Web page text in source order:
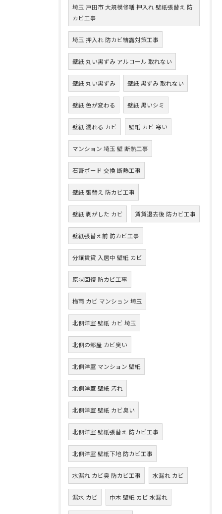
埼玉 戸田市 大規模修繕 押入れ 壁紙張替え 防
カビ工事
埼玉 押入れ 防カビ結露対策工事
壁紙 丸い黒ずみ アルコール 取れない
壁紙 丸い黒ずみ 壁紙 黒ずみ 取れない
壁紙 色が変わる 壁紙 黒いシミ
壁紙 濡れる カビ 壁紙 カビ 寒い
マンション 埼玉 壁 断熱工事
石膏ボード 交換 断熱工事
壁紙 張替え 防カビ工事
壁紙 剥がした カビ 賃貸退去後 防カビ工事
壁紙張替え前 防カビ工事
分譲賃貸 入居中 壁紙 カビ
原状回復 防カビ工事
梅雨 カビ マンション 埼玉
北側洋室 壁紙 カビ 埼玉
北側の部屋 カビ臭い
北側洋室 マンション 壁紙
北側洋室 壁紙 汚れ
北側洋室 壁紙 カビ臭い
北側洋室 壁紙張替え 防カビ工事
北側洋室 壁紙下地 防カビ工事
水漏れ カビ臭 防カビ工事 水漏れ カビ
漏水 カビ 巾木 壁紙 カビ 水漏れ